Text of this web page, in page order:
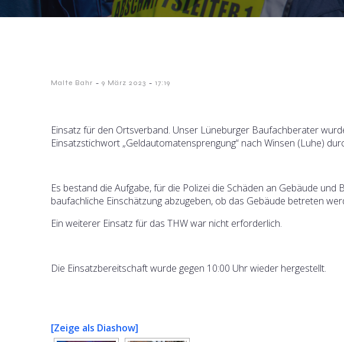
Malte Bahr - 9 März 2023 - 17:19
Einsatz für den Ortsverband. Unser Lüneburger Baufachberater
Einsatzstichwort „Geldautomatensprengung“ nach Winsen (Luhe)
Es bestand die Aufgabe, für die Polizei die Schäden an Gebäude und
baufachliche Einschätzung abzugeben, ob das Gebäude betreten
Ein weiterer Einsatz für das THW war nicht erforderlich.
Die Einsatzbereitschaft wurde gegen 10:00 Uhr wieder hergestellt.
[Zeige als Diashow]